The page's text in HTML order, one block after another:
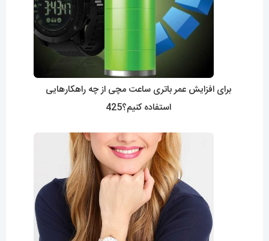
برای افزایش عمر باتری ساعت مچی از چه راهکارهایی
استفاده کنیم؟425